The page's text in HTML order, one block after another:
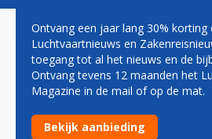
MENAJET:
ZONDER FRANJE
Ontvang een jaar lang 30% korting
Luchtvaartnieuws en
toegang tot al het nieuws en de
Ontvang tevens 12 maanden het
Magazine in de mail of op de mat.
Bekijk aanbieding